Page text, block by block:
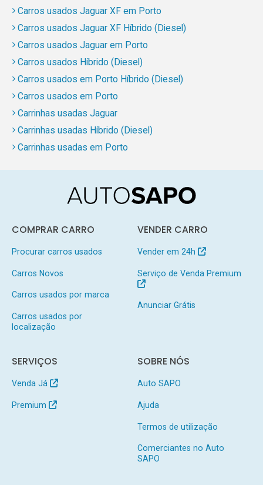
Carros usados Jaguar XF em Porto
Carros usados Jaguar XF Híbrido (Diesel)
Carros usados Jaguar em Porto
Carros usados Híbrido (Diesel)
Carros usados em Porto Híbrido (Diesel)
Carros usados em Porto
Carrinhas usadas Jaguar
Carrinhas usadas Híbrido (Diesel)
Carrinhas usadas em Porto
COMPRAR CARRO
Procurar carros usados
Carros Novos
Carros usados por marca
Carros usados por
localização
VENDER CARRO
Vender em 24h
Serviço de Venda Premium
Anunciar Grátis
SERVIÇOS
Venda Já
Premium
SOBRE NÓS
Auto SAPO
Ajuda
Termos de utilização
Comerciantes no Auto
SAPO